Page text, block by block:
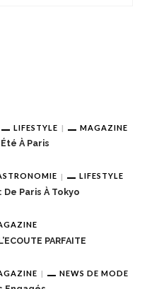
LIFESTYLE MAGAZINE
À Paris
LIFESTYLE
Paris À Tokyo
PARFAITE
NEWS DE MODE